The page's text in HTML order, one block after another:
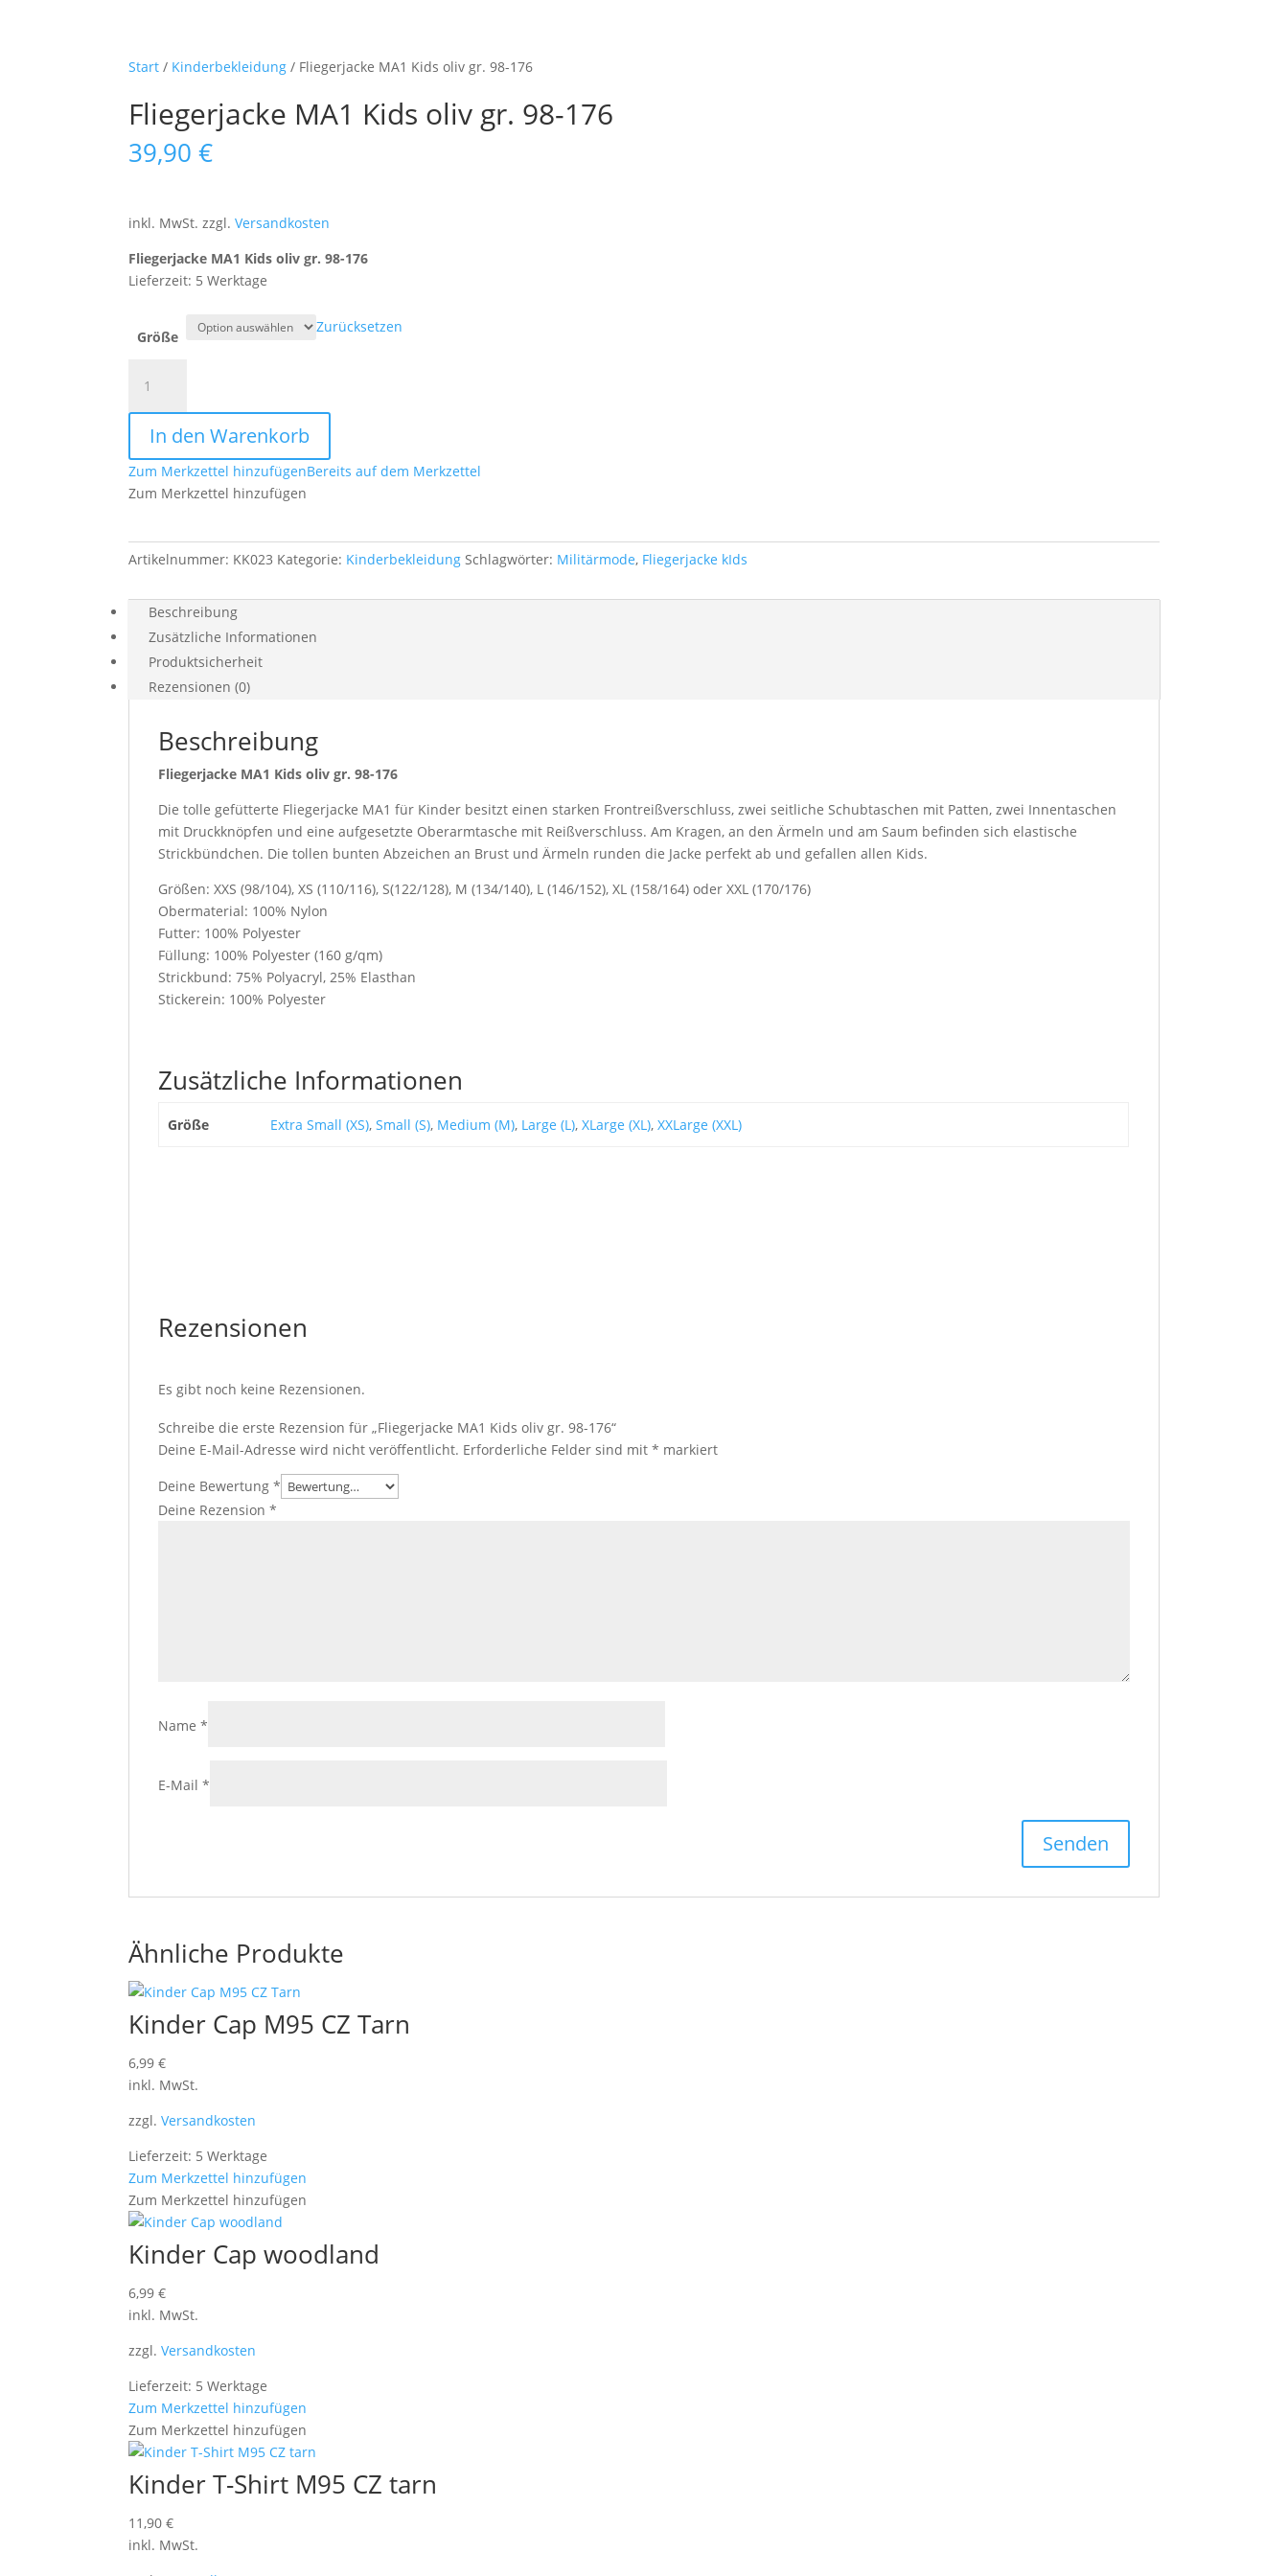
Start / Kinderbekleidung / Fliegerjacke MA1 Kids oliv gr. 98-176
Fliegerjacke MA1 Kids oliv gr. 98-176
39,90€
inkl. MwSt. zzgl.Versandkosten
Fliegerjacke MA1 Kids oliv gr. 98-176
Lieferzeit: 5 Werktage
Größe
Zurücksetzen
MA1
Kids
gr.
98-
176
In den Warenkorb
Zum Merkzettel hinzufügenBereits auf dem Merkzettel
Zum Merkzettel hinzufügen
Artikelnummer: KK023 Kategorie: Kinderbekleidung Schlagwörter: Militärmode, Fliegerjacke kIds
Beschreibung
Zusätzliche Informationen
Produktsicherheit
Rezensionen (0)
Beschreibung
Fliegerjacke MA1 Kids oliv gr. 98-176
Die tolle gefütterte Fliegerjacke MA1 für Kinder besitzt einen starken Frontreißverschluss, zwei seitliche Schubtaschen mit Patten, zwei Innentaschen
mit Druckknöpfen und eine aufgesetzte Oberarmtasche mit Reißverschluss. Am Kragen, an den Ärmeln und am Saum befinden sich elastische
Strickbündchen. Die tollen bunten Abzeichen an Brust und Ärmeln runden die Jacke perfekt ab und gefallen allen Kids.
Größen: XXS (98/104), XS (110/116), S(122/128), M (134/140), L (146/152), XL (158/164) oder XXL (170/176)
Obermaterial: 100% Nylon
Futter: 100% Polyester
Füllung: 100% Polyester (160 g/qm)
Strickbund: 75% Polyacryl, 25% Elasthan
Stickerein: 100% Polyester
Zusätzliche Informationen
Größe Extra Small (XS), Small (S), Medium (M), Large (L), XLarge (XL), XXLarge (XXL)
Rezensionen
Es gibt noch keine Rezensionen.
Schreibe die erste Rezension für „Fliegerjacke MA1 Kids oliv gr. 98-176“
Deine E-Mail-Adresse wird nicht veröffentlicht. Erforderliche Felder sind mit* markiert
Deine Bewertung*
Deine Rezension*
Name*
E-Mail*
Ähnliche Produkte
Kinder Cap M95 CZ Tarn
6,99€
inkl. MwSt.
zzgl.Versandkosten
Lieferzeit: 5 Werktage
Zum Merkzettel hinzufügen
Zum Merkzettel hinzufügen
Kinder Cap woodland
6,99€
inkl. MwSt.
zzgl.Versandkosten
Lieferzeit: 5 Werktage
Zum Merkzettel hinzufügen
Zum Merkzettel hinzufügen
Kinder T-Shirt M95 CZ tarn
11,90€
inkl. MwSt.